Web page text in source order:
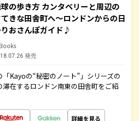
の歩き方 カンタベリーと周辺の
きな田舎町へ～ロンドンからの日
おさんぽガイド♪
発売
Kayoの“秘密のノート”」シリーズの
在するロンドン南東の田舎町をご紹
詳細を見る